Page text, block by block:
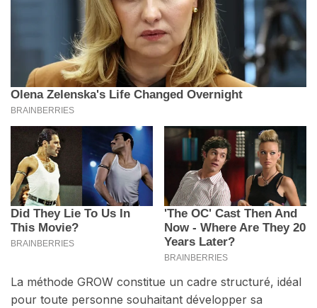
La méthode GROW constitue un cadre structuré, idéal
pour toute personne souhaitant développer sa